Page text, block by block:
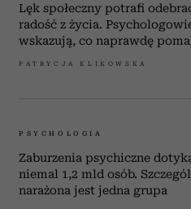
Lęk społeczny potrafi
radość z życia.
wskazują, co naprawdę
PATRYCJA KLIKOWSKA
PSYCHOLOGIA
Zaburzenia psychiczne
niemal 1,2 mld osób.
narażona jest jedna grupa